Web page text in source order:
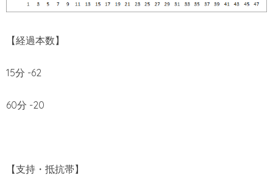
【経過本数】
15分 -62
60分 -20
【支持・抵抗帯】